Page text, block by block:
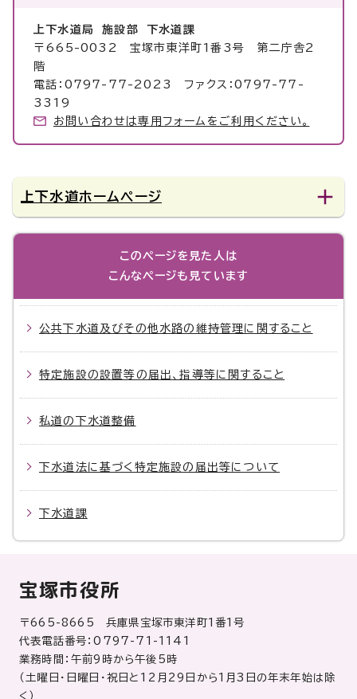
上下水道局 施設部 下水道課
〒665-0032 宝塚市東洋町1番3号 第二庁舎2
階
電話：0797-77-2023 ファクス：0797-77-
3319
お問い合わせは専用フォームをご利用ください。
上下水道ホームページ
このページを見た人は
こんなページも見ています
公共下水道及びその他水路の維持管理に関すること
特定施設の設置等の届出、指導等に関すること
私道の下水道整備
下水道法に基づく特定施設の届出等について
下水道課
宝塚市役所
〒665-8665 兵庫県宝塚市東洋町1番1号
代表電話番号：0797-71-1141
業務時間：午前9時から午後5時
（土曜日・日曜日・祝日と12月29日から1月3日の年末年始は除
く）